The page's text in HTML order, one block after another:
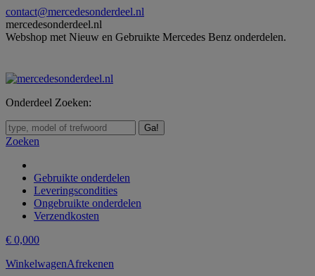
Skip
to
content
contact@mercedesonderdeel.nl
mercedesonderdeel.nl
Webshop met Nieuw en Gebruikte Mercedes Benz onderdelen.
Onderdeel Zoeken:
Zoeken:
Zoeken
Gebruikte onderdelen
Leveringscondities
Ongebruikte onderdelen
Verzendkosten
€ 0,000
WinkelwagenAfrekenen